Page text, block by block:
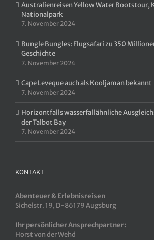
Australienreisen Yellow Water Bootstour,
Nationalpark
7. November 2024
Bungle Bungles: Flugsafari zu 350
Geschichte
7. November 2024
Cape Leveque auch als Kooljaman bekannt
7. November 2024
Horizontfalls wasserfallähnliche
der Talbot Bay
7. November 2024
KONTAKT
Abenteuer & Erlebnisreisen
Sichelstr. 19, D-86179 Augsburg
Ihr persönlicher Ansprechpartner:
Horst von der Wehd